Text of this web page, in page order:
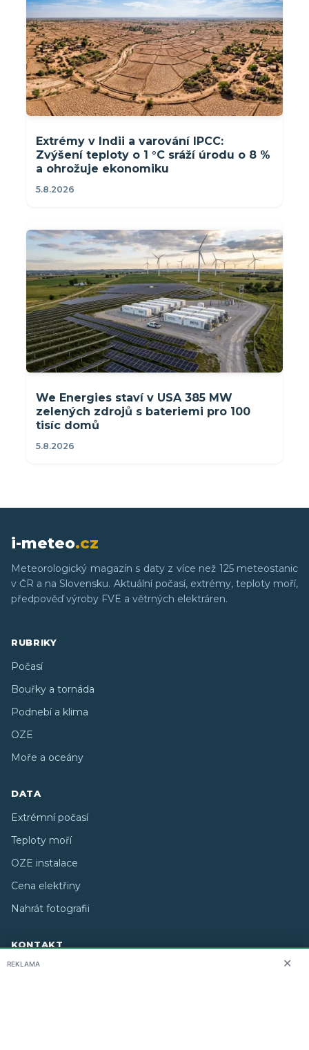
Extrémy v Indii a varování IPCC:
Zvýšení teploty o 1 °C sráží úrodu o 8 %
a ohrožuje ekonomiku
5.8.2026
We Energies staví v USA 385 MW
zelených zdrojů s bateriemi pro 100
tisíc domů
5.8.2026
i-meteo.cz
Meteorologický magazín s daty z více než 125 meteostanic
v ČR a na Slovensku. Aktuální počasí, extrémy, teploty moří,
předpověď výroby FVE a větrných elektráren.
RUBRIKY
Počasí
Bouřky a tornáda
Podnebí a klima
OZE
Moře a oceány
DATA
Extrémní počasí
Teploty moří
OZE instalace
Cena elektřiny
Nahrát fotografii
KONTAKT
O nás
REKLAMA ✕